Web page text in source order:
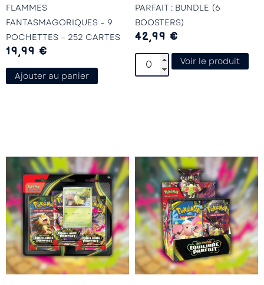
FLAMMES
FANTASMAGORIQUES – 9
POCHETTES – 252 CARTES
19,99 €
Ajouter au panier
PARFAIT : BUNDLE (6
BOOSTERS)
42,99 €
Voir le produit